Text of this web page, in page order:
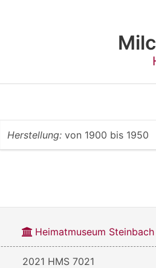
Herstellung: von 1900 bis 1950
Heimatmuseum Steinbach
2021 HMS 7021